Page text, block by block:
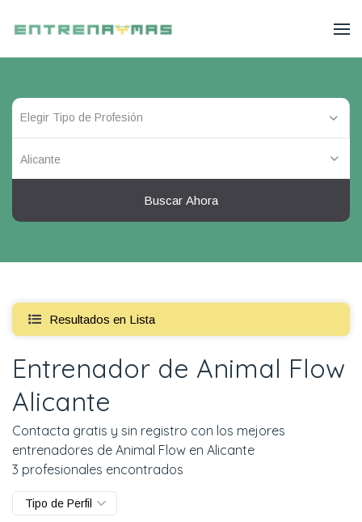
Alicante
Buscar Ahora
Resultados en Lista
Entrenador de Animal Flow
Alicante
Contacta gratis y sin registro con los mejores
entrenadores de Animal Flow en Alicante
3 profesionales encontrados
Tipo de Perfil